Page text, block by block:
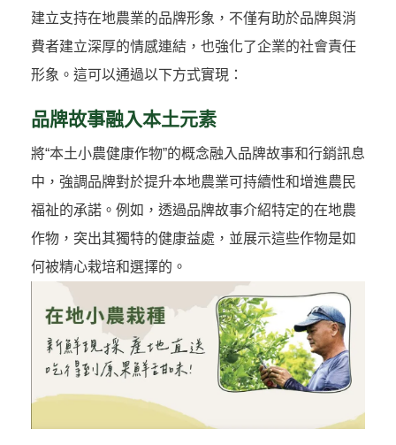
建立支持在地農業的品牌形象，不僅有助於品牌與消
費者建立深厚的情感連結，也強化了企業的社會責任
形象。這可以通過以下方式實現：
品牌故事融入本土元素
將“本土小農健康作物”的概念融入品牌故事和行銷訊息
中，強調品牌對於提升本地農業可持續性和增進農民
福祉的承諾。例如，透過品牌故事介紹特定的在地農
作物，突出其獨特的健康益處，並展示這些作物是如
何被精心栽培和選擇的。